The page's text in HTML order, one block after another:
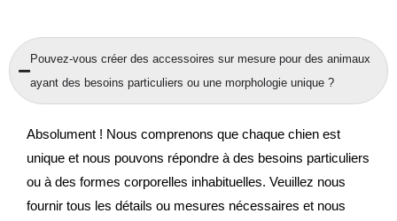
Pouvez-vous créer des accessoires sur mesure pour des animaux
ayant des besoins particuliers ou une morphologie unique ?
Absolument ! Nous comprenons que chaque chien est
unique et nous pouvons répondre à des besoins particuliers
ou à des formes corporelles inhabituelles. Veuillez nous
fournir tous les détails ou mesures nécessaires et nous